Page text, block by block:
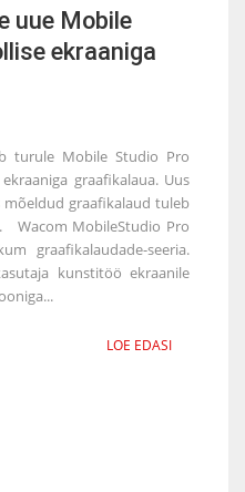
uue Mobile
ekraaniga
turule Mobile Studio Pro
graafikalaua. Uus
mõeldud graafikalaud tuleb
Wacom MobileStudio Pro
graafikalaudade-seeria.
kunstitöö ekraanile
LOE EDASI